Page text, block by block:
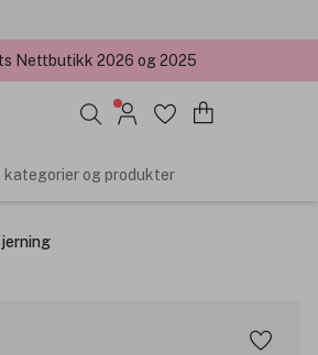
Nettbutikk 2026 og 2025
kategorier og produkter